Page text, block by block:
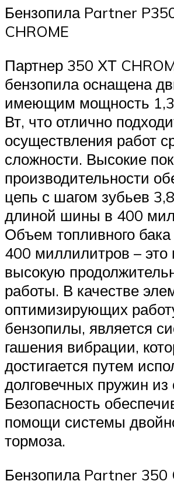
Бензопила Partner
CHROME
Партнер 350 ХТ
бензопила оснащена
имеющим мощность
Вт, что отлично
осуществления работ
сложности. Высокие
производительности
цепь с шагом зубьев
длиной шины в 400
Объем топливного бака
400 миллилитров – это
высокую
работы. В качестве
оптимизирующих
бензопилы, является
гашения вибрации,
достигается путем
долговечных пружин из
Безопасность
помощи системы
тормоза.
Бензопила Partner 350